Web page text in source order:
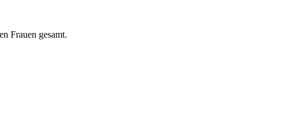
Frauen gesamt.